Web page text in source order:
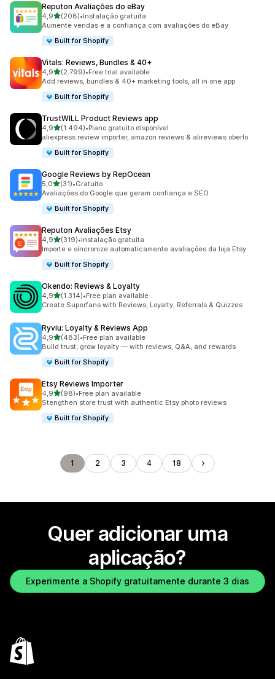
Reputon Avaliações do eBay
4,9de 5 estrelas
(208)
208 total de avaliações
•Instalação gratuita
Aumente vendas e a confiança com avaliações do eBay
Built for Shopify
Vitals: Reviews, Bundles & 40+
4,9de 5 estrelas
(2.799)
2799 total de avaliações
•Free trial available
Add reviews, bundles & 40+ marketing tools, all in one app
Built for Shopify
TrustWILL Product Reviews app
4,9de 5 estrelas
(1.494)
1494 total de avaliações
•Plano gratuito disponível
aliexpress review importer, amazon reviews & alireviews oberlo
Built for Shopify
Google Reviews by RepOcean
5,0de 5 estrelas
(31)
31 total de avaliações
•Gratuito
Avaliações do Google que geram confiança e SEO
Built for Shopify
Reputon Avaliações Etsy
4,9de 5 estrelas
(319)
319 total de avaliações
•Instalação gratuita
Importe e sincronize automaticamente avaliações da loja Etsy
Built for Shopify
Okendo: Reviews & Loyalty
4,9de 5 estrelas
(1.314)
1314 total de avaliações
•Free plan available
Create Superfans with Reviews, Loyalty, Referrals & Quizzes
Ryviu: Loyalty & Reviews App
4,9de 5 estrelas
(483)
483 total de avaliações
•Free plan available
Build trust, grow loyalty — with reviews, Q&A, and rewards
Built for Shopify
Etsy Reviews Importer
4,9de 5 estrelas
(98)
98 total de avaliações
•Free plan available
Stengthen store trust with authentic Etsy photo reviews
Built for Shopify
1 2 3 4 18
Quer adicionar uma
aplicação?
Experimente a Shopify gratuitamente durante 3 dias